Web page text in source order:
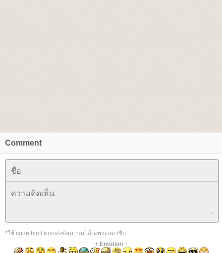
Comment
*ใช้ code html ตกแต่งข้อความได้เฉพาะสมาชิก
+ Emotion+